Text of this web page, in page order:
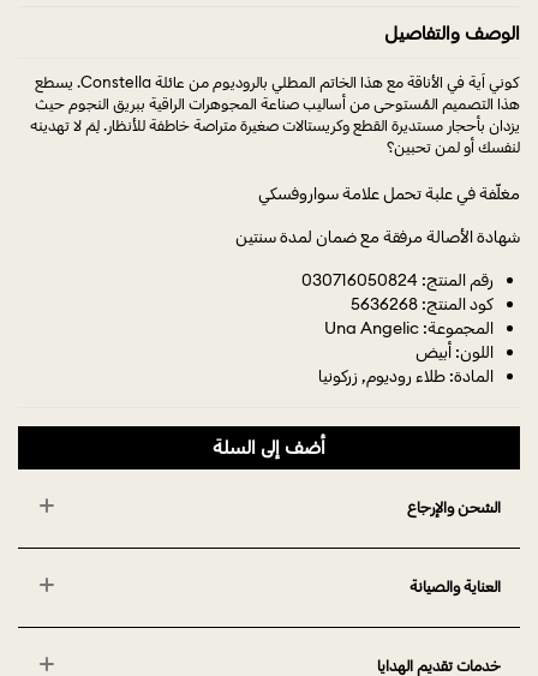
الوصف والتفاصيل
كوني آية في الأناقة مع هذا الخاتم المطلي بالروديوم من عائلة Constella. يسطع
هذا التصميم المُستوحى من أساليب صناعة المجوهرات الراقية ببريق النجوم حيث
يزدان بأحجار مستديرة القطع وكريستالات صغيرة متراصة خاطفة للأنظار. لِمَ لا تهدينه
لنفسك أو لمن تحبين؟
مغلّفة في علبة تحمل علامة سواروفسكي
شهادة الأصالة مرفقة مع ضمان لمدة سنتين
رقم المنتج: 030716050824
كود المنتج: 5636268
المجموعة: Una Angelic
اللون: أبيض
المادة: طلاء روديوم, زركونيا
أضف إلى السلة
الشحن والإرجاع
العناية والصيانة
خدمات تقديم الهدايا